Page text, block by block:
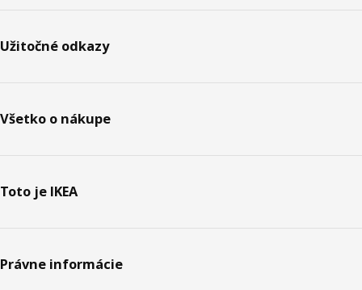
Užitočné odkazy
Všetko o nákupe
Toto je IKEA
Právne informácie